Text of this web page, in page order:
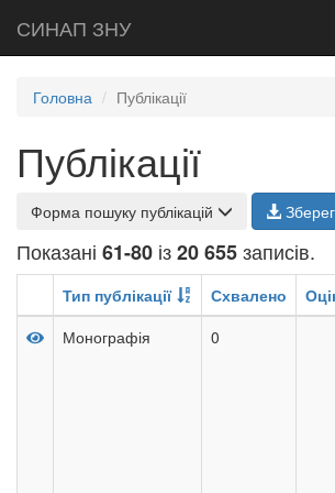
СИНАП ЗНУ
Головна Публікації
Публікації
Форма пошуку публікацій
Показані 61-80 із20 655записів.
Тип публікації Схвалено
Монографія
0